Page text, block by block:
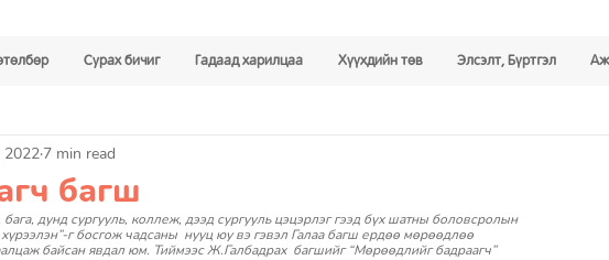
Сурах бичиг Гадаад харилцаа Хүүхдийн төв Элсэлт, Бүртгэл
багш
2022 7 min read
дунд сургууль, коллеж, дээд сургууль цэцэрлэг гээд бүх шатны боловсролын
г босгож чадсаны  нууц юу вэ гэвэл Галаа багш ердөө мөрөөдлөө
байсан явдал юм. Тиймээс Ж.Галбадрах  багшийг “Мөрөөдлийг бадраагч”